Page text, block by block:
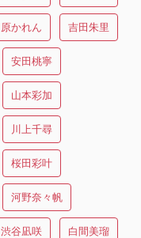
原かれん 吉田朱里
安田桃寧
山本彩加
川上千尋
桜田彩叶
河野奈々帆
渋谷凪咲 白間美瑠